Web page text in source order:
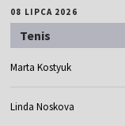
08 LIPCA 2026
Tenis
Marta Kostyuk
Linda Noskova